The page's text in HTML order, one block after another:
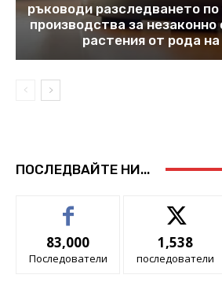
ръководи разследването
производства за
растения от рода
ПОСЛЕДВАЙТЕ НИ...
83,000
Последователи
1,538
последователи